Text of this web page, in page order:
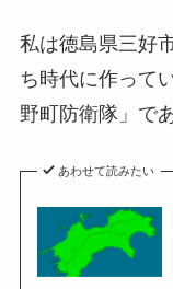
私は徳島県三好
ち時代に作って
野町防衛隊」で
あわせて読みたい